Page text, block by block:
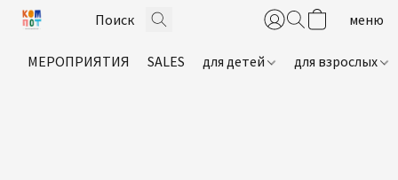
МЕРОПРИЯТИЯ SALES для детей для взрослых